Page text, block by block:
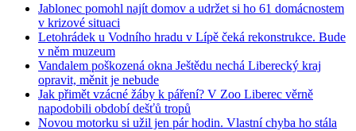
Jablonec pomohl najít domov a udržet si ho 61 domácnostem
v krizové situaci
Letohrádek u Vodního hradu v Lípě čeká rekonstrukce. Bude
v něm muzeum
Vandalem poškozená okna Ještědu nechá Liberecký kraj
opravit, měnit je nebude
Jak přimět vzácné žáby k páření? V Zoo Liberec věrně
napodobili období dešťů tropů
Novou motorku si užil jen pár hodin. Vlastní chyba ho stála